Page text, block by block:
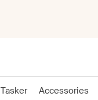
Tasker Accessories